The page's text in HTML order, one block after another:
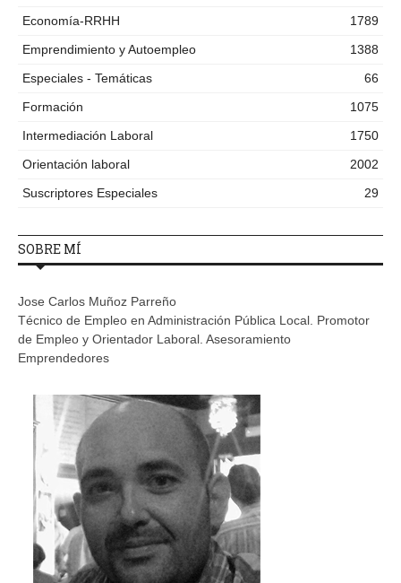
Economía-RRHH
1789
Emprendimiento y Autoempleo
1388
Especiales - Temáticas
66
Formación
1075
Intermediación Laboral
1750
Orientación laboral
2002
Suscriptores Especiales
29
SOBRE MÍ
Jose Carlos Muñoz Parreño
Técnico de Empleo en Administración Pública Local. Promotor
de Empleo y Orientador Laboral. Asesoramiento
Emprendedores